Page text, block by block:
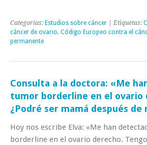
Categorías: Estudios sobre cáncer | Etiquetas:
cáncer de ovario, Código Europeo contra el
permanente
Consulta a la doctora: «Me
tumor borderline en el ovario
¿Podré ser mamá después de
Hoy nos escribe Elva: «Me han
borderline en el ovario derecho.